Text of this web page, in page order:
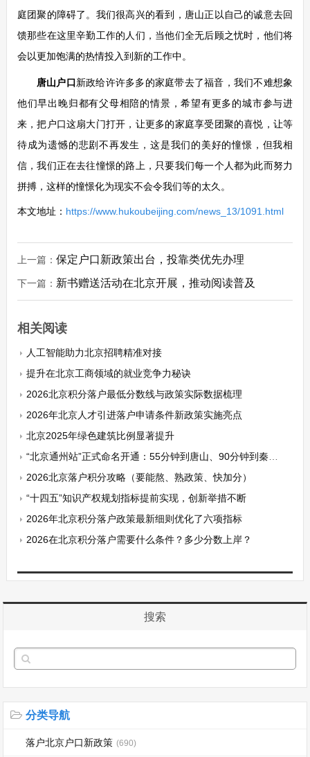
庭团聚的障碍了。我们很高兴的看到，唐山正以自己的诚意去回
馈那些在这里辛勤工作的人们，当他们全无后顾之忧时，他们将
会以更加饱满的热情投入到新的工作中。
唐山户口 新政给许许多多的家庭带去了福音，我们不难想象
他们早出晚归都有父母相陪的情景，希望有更多的城市参与进
来，把户口这扇大门打开，让更多的家庭享受团聚的喜悦，让等
待成为遗憾的悲剧不再发生，这是我们的美好的憧憬，但我相
信，我们正在去往憧憬的路上，只要我们每一个人都为此而努力
拼搏，这样的憧憬化为现实不会令我们等的太久。
本文地址： https://www.hukoubeijing.com/news_13/1091.html
上一篇： 保定户口新政策出台，投靠类优先办理
下一篇： 新书赠送活动在北京开展，推动阅读普及
相关阅读
人工智能助力北京招聘精准对接
提升在北京工商领域的就业竞争力秘诀
2026北京积分落户最低分数线与政策实际数据梳理
2026年北京人才引进落户申请条件新政策实施亮点
北京2025年绿色建筑比例显著提升
“北京通州站”正式命名开通：55分钟到唐山、90分钟到秦皇岛
2026北京落户积分攻略（要能熬、熟政策、快加分）
“十四五”知识产权规划指标提前实现，创新举措不断
2026年北京积分落户政策最新细则优化了六项指标
2026在北京积分落户需要什么条件？多少分数上岸？
搜索
分类导航
落户北京户口新政策 (690)